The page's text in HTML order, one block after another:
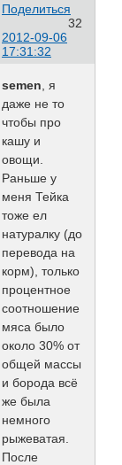
Поделиться
32
2012-09-06
17:31:32
semen , я
даже не то
чтобы про
кашу и
овощи.
Раньше у
меня Тейка
тоже ел
натуралку (до
перевода на
корм), только
процентное
соотношение
мяса было
около 30% от
общей массы
и борода всё
же была
немного
рыжеватая.
После